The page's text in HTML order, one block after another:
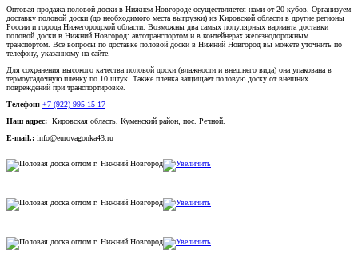
Оптовая продажа половой доски в Нижнем Новгороде осуществляется нами от 20 кубов. Организуем
доставку половой доски (до необходимого места выгрузки) из Кировской области в другие регионы
России и города Нижегородской области. Возможны два самых популярных варианта доставки
половой доски в Нижний Новгород: автотранспортом и в контейнерах железнодорожным
транспортом. Все вопросы по доставке половой доски в Нижний Новгород вы можете уточнить по
телефону, указанному на сайте.
Для сохранения высокого качества половой доски (влажности и внешнего вида) она упакована в
термоусадочную пленку по 10 штук. Также пленка защищает половую доску от внешних
повреждений при транспортировке.
Телефон: +7 (922) 995-15-17
Наш адрес: Кировская область, Куменский район, пос. Речной.
E-mail.: info@eurovagonka43.ru